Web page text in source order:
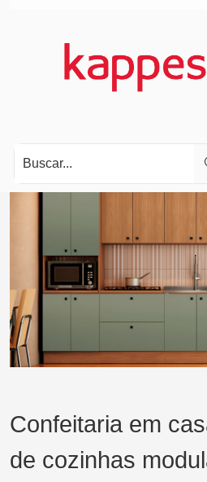
Confeitaria em
de cozinhas